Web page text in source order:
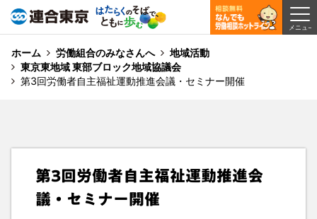
ホーム 労働組合のみなさんへ
地域活動
東京東地域 東部ブロック地域協議会
第3回労働者自主福祉運動推進会議・セミナー開催
第3回労働者自主福祉運動推進会
議・セミナー開催